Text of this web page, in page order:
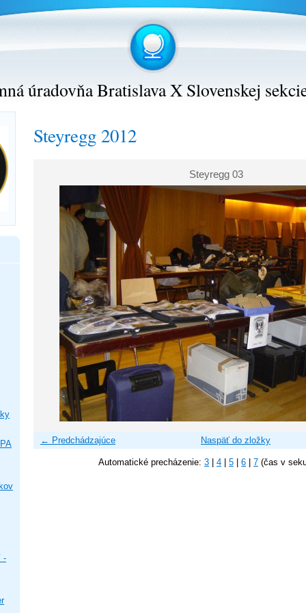
úradovňa Bratislava X Slovenskej
Steyregg 2012
Steyregg 03
← Predchádzajúce Naspäť do zložky
Automatické precházenie: 3 4 5 6 7 (čas v
-